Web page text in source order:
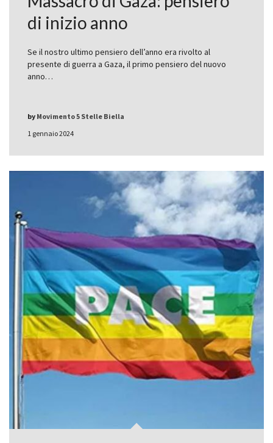
di inizio anno
Se il nostro ultimo pensiero dell’anno era rivolto al
presente di guerra a Gaza, il primo pensiero del nuovo
anno…
1 gennaio 2024
by Movimento 5 Stelle Biella